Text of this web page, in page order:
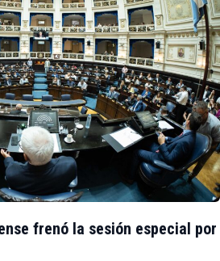
frenó la sesión especial por